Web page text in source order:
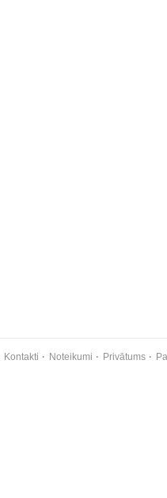
Kontakti Noteikumi Privātums